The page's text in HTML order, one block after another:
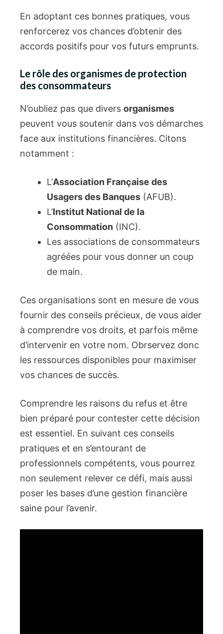
En adoptant ces bonnes pratiques, vous
renforcerez vos chances d’obtenir des
accords positifs pour vos futurs emprunts.
Le rôle des organismes de protection
des consommateurs
N’oubliez pas que divers organismes
peuvent vous soutenir dans vos démarches
face aux institutions financières. Citons
notamment :
L’Association Française des
Usagers des Banques (AFUB).
L’Institut National de la
Consommation (INC).
Les associations de consommateurs
agréées pour vous donner un coup
de main.
Ces organisations sont en mesure de vous
fournir des conseils précieux, de vous aider
à comprendre vos droits, et parfois même
d’intervenir en votre nom. Obrservez donc
les ressources disponibles pour maximiser
vos chances de succès.
Comprendre les raisons du refus et être
bien préparé pour contester cette décision
est essentiel. En suivant ces conseils
pratiques et en s’entourant de
professionnels compétents, vous pourrez
non seulement relever ce défi, mais aussi
poser les bases d’une gestion financière
saine pour l’avenir.